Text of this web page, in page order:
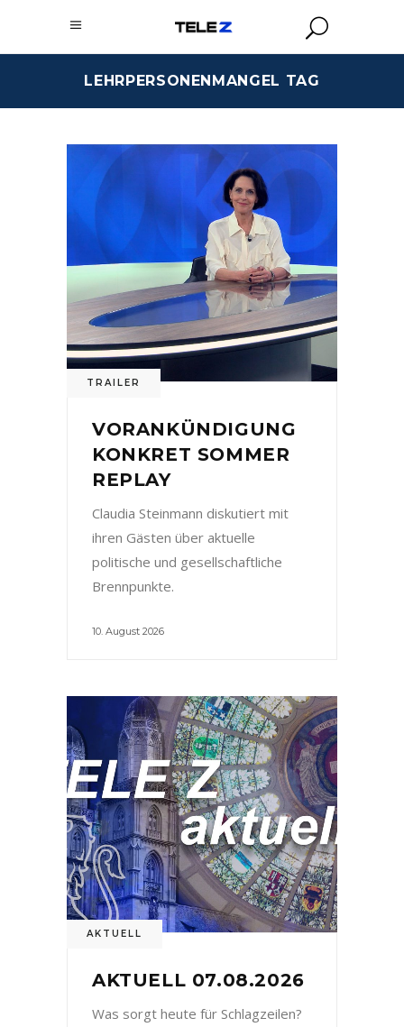
LEHRPERSONENMANGEL TAG
TRAILER
VORANKÜNDIGUNG
KONKRET SOMMER
REPLAY
Claudia Steinmann diskutiert mit
ihren Gästen über aktuelle
politische und gesellschaftliche
Brennpunkte.
10. August 2026
AKTUELL
AKTUELL 07.08.2026
Was sorgt heute für Schlagzeilen?